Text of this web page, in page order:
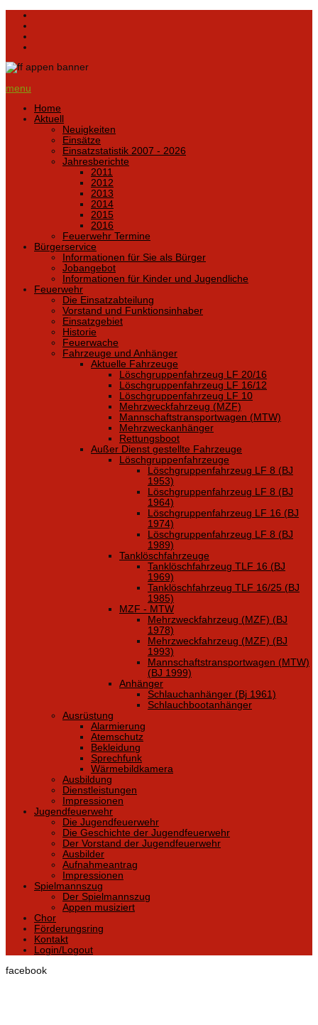
menu
Home
Aktuell
Neuigkeiten
Einsätze
Einsatzstatistik 2007 - 2026
Jahresberichte
2011
2012
2013
2014
2015
2016
Feuerwehr Termine
Bürgerservice
Informationen für Sie als Bürger
Jobangebot
Informationen für Kinder und Jugendliche
Feuerwehr
Die Einsatzabteilung
Vorstand und Funktionsinhaber
Einsatzgebiet
Historie
Feuerwache
Fahrzeuge und Anhänger
Aktuelle Fahrzeuge
Löschgruppenfahrzeug LF 20/16
Löschgruppenfahrzeug LF 16/12
Löschgruppenfahrzeug LF 10
Mehrzweckfahrzeug (MZF)
Mannschaftstransportwagen (MTW)
Mehrzweckanhänger
Rettungsboot
Außer Dienst gestellte Fahrzeuge
Löschgruppenfahrzeuge
Löschgruppenfahrzeug LF 8 (BJ
1953)
Löschgruppenfahrzeug LF 8 (BJ
1964)
Löschgruppenfahrzeug LF 16 (BJ
1974)
Löschgruppenfahrzeug LF 8 (BJ
1989)
Tanklöschfahrzeuge
Tanklöschfahrzeug TLF 16 (BJ
1969)
Tanklöschfahrzeug TLF 16/25 (BJ
1985)
MZF - MTW
Mehrzweckfahrzeug (MZF) (BJ
1978)
Mehrzweckfahrzeug (MZF) (BJ
1993)
Mannschaftstransportwagen (MTW)
(BJ 1999)
Anhänger
Schlauchanhänger (Bj 1961)
Schlauchbootanhänger
Ausrüstung
Alarmierung
Atemschutz
Bekleidung
Sprechfunk
Wärmebildkamera
Ausbildung
Dienstleistungen
Impressionen
Jugendfeuerwehr
Die Jugendfeuerwehr
Die Geschichte der Jugendfeuerwehr
Der Vorstand der Jugendfeuerwehr
Ausbilder
Aufnahmeantrag
Impressionen
Spielmannszug
Der Spielmannszug
Appen musiziert
Chor
Förderungsring
Kontakt
Login/Logout
facebook